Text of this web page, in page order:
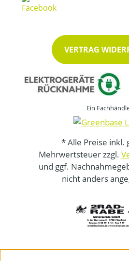
VERTRAG
Ein
* Alle Preise inkl.
Mehrwertsteuer zzgl.
und ggf.
nicht anders